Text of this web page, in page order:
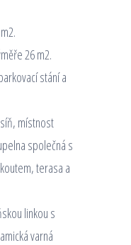
26 m2.
stání a
místnost
společná s
terasa a
linkou s
varná